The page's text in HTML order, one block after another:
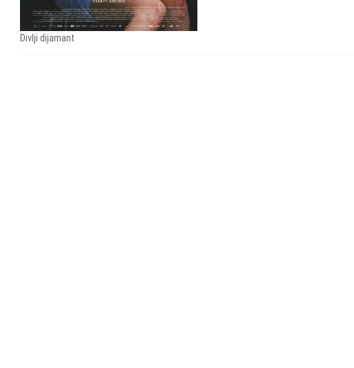
Divlji dijamant